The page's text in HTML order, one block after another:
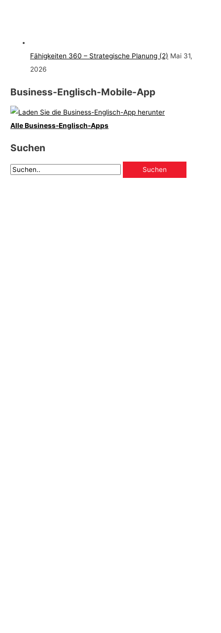
Fähigkeiten 360 – Strategische Planung (2) Mai 31,
2026
Business-Englisch-Mobile-App
Alle Business-Englisch-Apps
Suchen